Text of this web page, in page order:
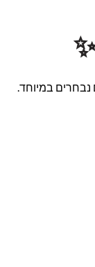
במיוחד.